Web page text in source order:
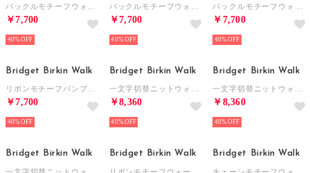
￥7,700
40%
￥7,700
40%
￥7,700
40%
Bridget Birkin Walk
￥7,700
40%
Bridget Birkin Walk
￥8,360
40%
Bridget Birkin Walk
￥8,360
40%
Bridget Birkin Walk Bridget Birkin Walk Bridget Birkin Walk